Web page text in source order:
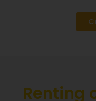
Renting